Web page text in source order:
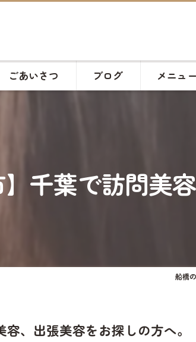
ごあいさつ ブログ メニュー
千葉で訪問美
船橋
容、出張美容をお探しの方へ。